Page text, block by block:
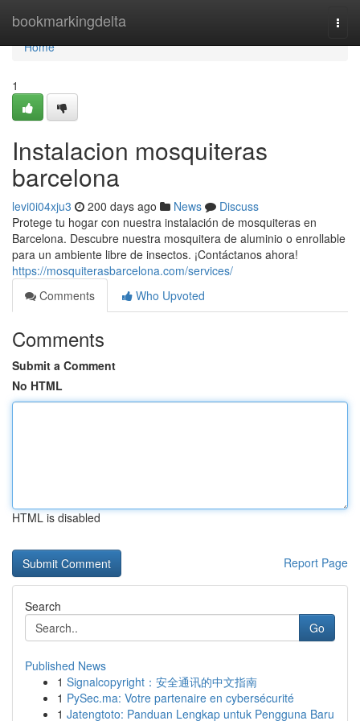
bookmarkingdelta
Home
Home
1
Instalacion mosquiteras
barcelona
levi0i04xju3 200 days ago News
Discuss
Protege tu hogar con nuestra instalación de mosquiteras en
Barcelona. Descubre nuestra mosquitera de aluminio o enrollable
para un ambiente libre de insectos. ¡Contáctanos ahora!
https://mosquiterasbarcelona.com/services/
Comments
Who Upvoted
Comments
Submit a Comment
No HTML
HTML is disabled
Report Page
Search
Go
Published News
1 Signalcopyright：安全通讯的中文指南
1 PySec.ma: Votre partenaire en cybersécurité
1 Jatengtoto: Panduan Lengkap untuk Pengguna Baru